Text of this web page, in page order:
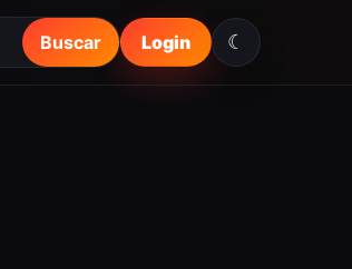
Buscar Login ☾